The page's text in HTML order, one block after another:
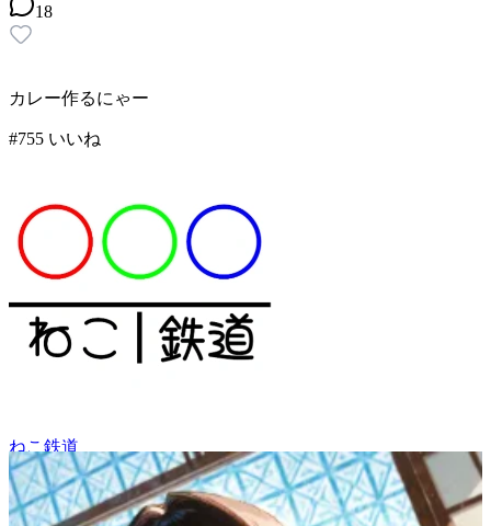
18
カレー作るにゃー
#755 いいね
ねこ鉄道
63(55)